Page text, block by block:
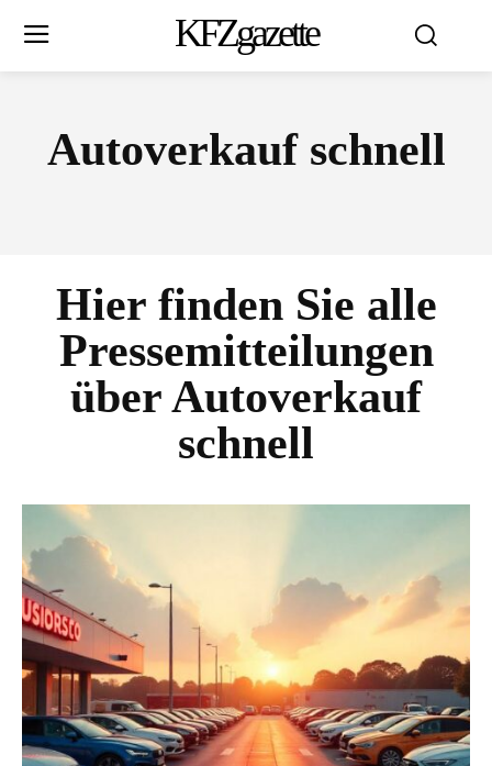
KFZgazette
Autoverkauf schnell
Hier finden Sie alle
Pressemitteilungen
überAutoverkauf
schnell